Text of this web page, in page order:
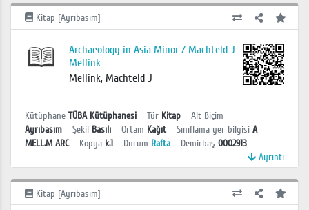
Kitap [Ayrıbasım]
Archaeology in Asia Minor / Machteld J
Mellink
Mellink, Machteld J
Kütüphane TÜBA Kütüphanesi Tür Kitap
Alt Biçim
Ayrıbasım
Şekil Basılı Ortam Kağıt Sınıflama yer bilgisi A
MELL.M ARC
Kopya k.1 Durum Rafta Demirbaş 0002913
Ayrıntı
Kitap [Ayrıbasım]